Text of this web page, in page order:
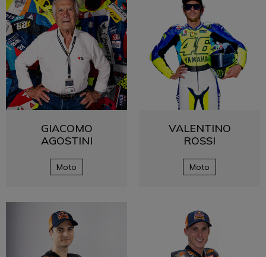
GIACOMO
AGOSTINI
Moto
VALENTINO
ROSSI
Moto